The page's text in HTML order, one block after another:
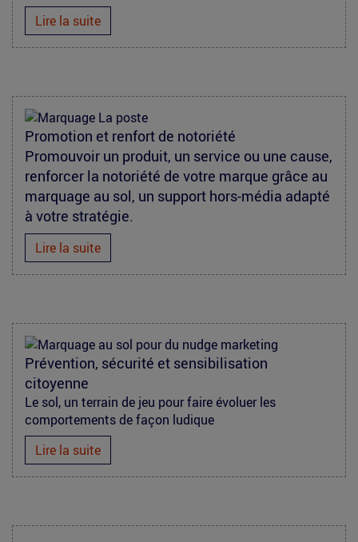
Lire la suite
maraquage-
laposte-
asterix.jpg
Promotion et renfort de notoriété
Promouvoir un produit, un service ou une cause,
renforcer la notoriété de votre marque grâce au
marquage au sol, un support hors-média adapté
à votre stratégie.
Lire la suite
nudge-
marketing.jpg
Prévention, sécurité et sensibilisation
citoyenne
Le sol, un terrain de jeu pour faire évoluer les
comportements de façon ludique
Lire la suite